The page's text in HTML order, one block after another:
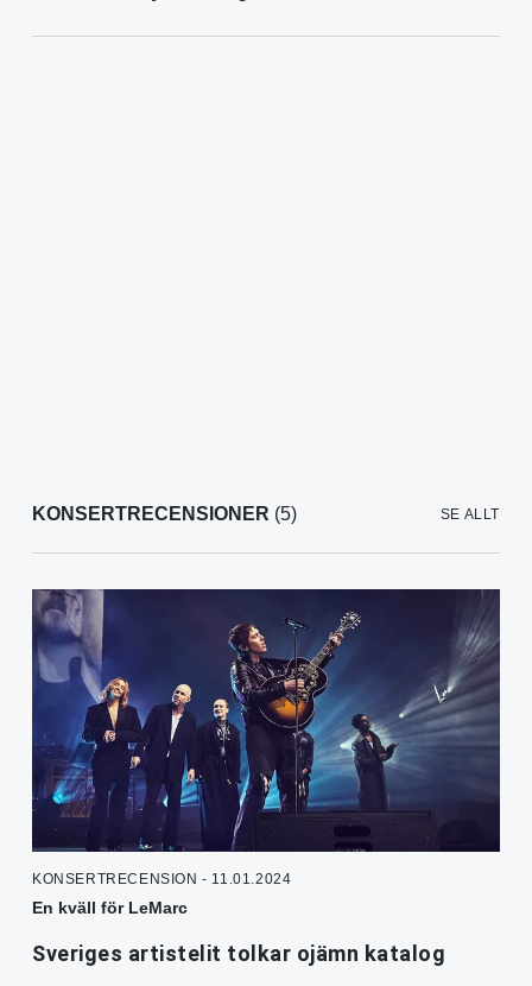
KONSERTRECENSIONER (5) SE ALLT
KONSERTRECENSION - 11.01.2024
En kväll för LeMarc
Sveriges artistelit tolkar ojämn katalog